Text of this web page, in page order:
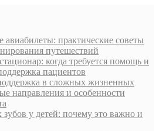
практические советы
путешествий
когда требуется помощь и
пациентов
в сложных жизненных
направления и особенности
у детей: почему это важно и